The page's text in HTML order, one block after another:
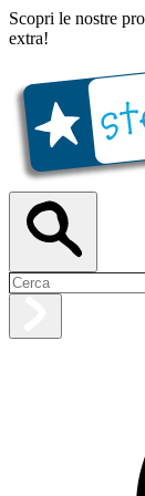
Scopri le nostre
extra!